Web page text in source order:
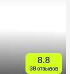
8.8
38 отзывов